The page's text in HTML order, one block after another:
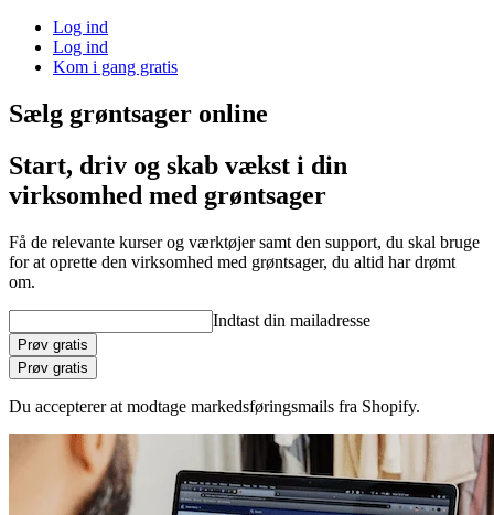
Log ind
Log ind
Kom i gang gratis
Sælg grøntsager online
Start, driv og skab vækst i din
virksomhed med grøntsager
Få de relevante kurser og værktøjer samt den support, du skal bruge
for at oprette den virksomhed med grøntsager, du altid har drømt
om.
Indtast din mailadresse
Prøv gratis
Prøv gratis
Du accepterer at modtage markedsføringsmails fra Shopify.